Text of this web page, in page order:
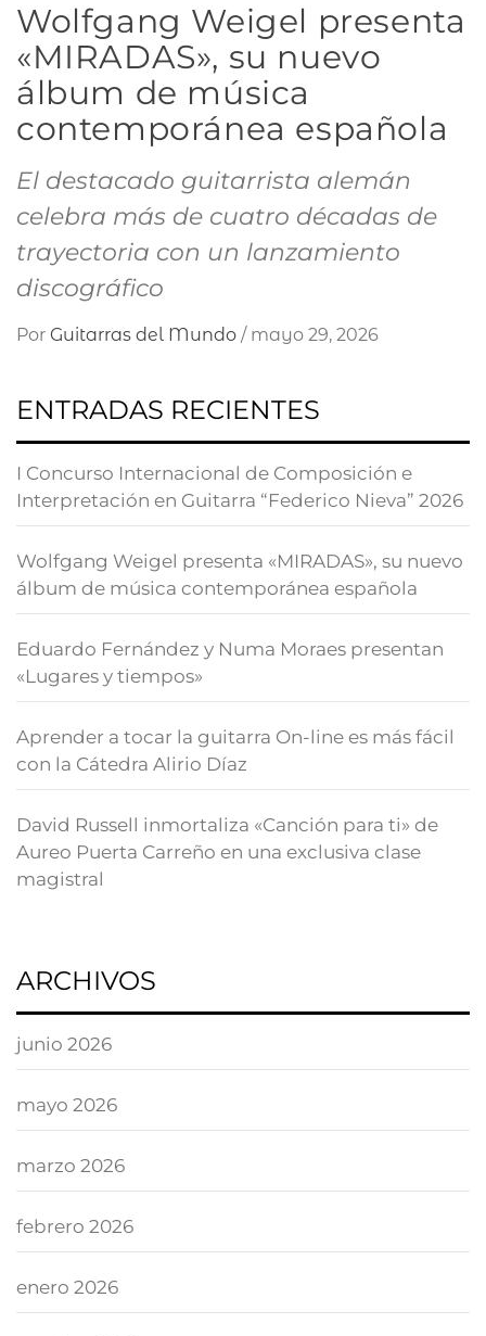
Wolfgang Weigel presenta
«MIRADAS», su nuevo
álbum de música
contemporánea española
El destacado guitarrista alemán
celebra más de cuatro décadas de
trayectoria con un lanzamiento
discográfico
Por Guitarras del Mundo / mayo 29, 2026
ENTRADAS RECIENTES
I Concurso Internacional de Composición e
Interpretación en Guitarra “Federico Nieva” 2026
Wolfgang Weigel presenta «MIRADAS», su nuevo
álbum de música contemporánea española
Eduardo Fernández y Numa Moraes presentan
«Lugares y tiempos»
Aprender a tocar la guitarra On-line es más fácil
con la Cátedra Alirio Díaz
David Russell inmortaliza «Canción para ti» de
Aureo Puerta Carreño en una exclusiva clase
magistral
ARCHIVOS
junio 2026
mayo 2026
marzo 2026
febrero 2026
enero 2026